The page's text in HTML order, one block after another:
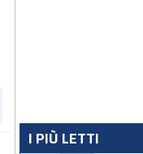
I PIÙ LETTI